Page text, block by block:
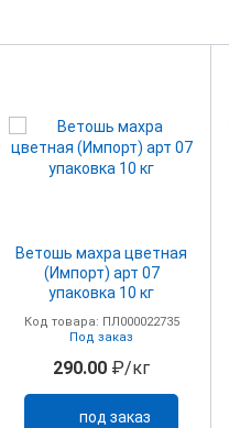
Ветошь махра цветная
(Импорт) арт 07
упаковка 10 кг
Код товара: ПЛ000022735
Под заказ
290.00 ₽/кг
под заказ